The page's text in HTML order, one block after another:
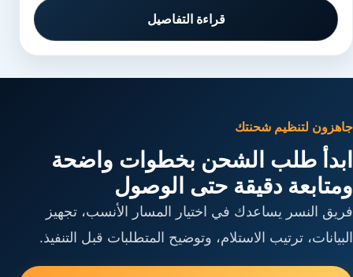
قراءة التفاصيل
جاهزون لتنظيم شحنتك
ابدأ طلب الشحن بخطوات واضحة
ومتابعة دقيقة حتى الوصول
فريق النسر يساعدك في اختيار المسار الأنسب، تجهيز
البيانات، ترتيب الاستلام، وتوضيح المتطلبات قبل التنفيذ.